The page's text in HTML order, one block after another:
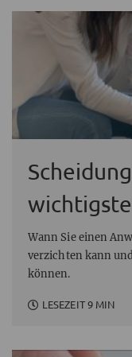
Wann Sie einen
verzichten kann
können.
LESEZEIT 9 MIN